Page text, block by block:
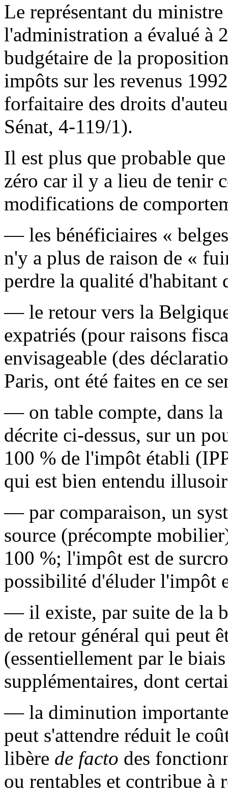
Le représentant du
l'administration a évalué à
budgétaire de la
impôts sur les revenus
forfaitaire des droits
Sénat, 4-119/1).
Il est plus que probable
zéro car il y a lieu de tenir
modifications de
— les bénéficiaires «
n'y a plus de raison de «
perdre la qualité d'habitant
— le retour vers la
expatriés (pour raisons
envisageable (des
Paris, ont été faites en ce
— on table compte, dans
décrite ci-dessus, sur un
100 % de l'impôt établi
qui est bien entendu
— par comparaison, un
source (précompte
100 %; l'impôt est de
possibilité d'éluder l'impôt
— il existe, par suite de la
de retour général qui peut
(essentiellement par le
supplémentaires, dont
— la diminution
peut s'attendre réduit le
libère de facto des
ou rentables et contribue